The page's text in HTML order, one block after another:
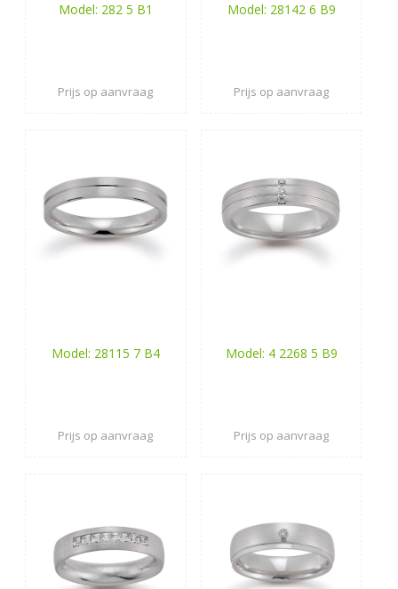
Model: 282 5 B1
Prijs op aanvraag
Model: 28142 6 B9
Prijs op aanvraag
Model: 28115 7 B4
Prijs op aanvraag
Model: 4 2268 5 B9
Prijs op aanvraag